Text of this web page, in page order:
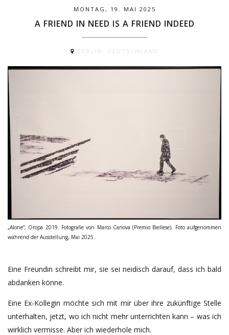
MONTAG, 19. MAI 2025
A FRIEND IN NEED IS A FRIEND INDEED
BERLIN, DEUTSCHLAND
„Alone“, Oropa 2019. Fotografie von Marco Canova (Premio Biellese). Foto aufgenommen
während der Ausstellung, Mai 2025.
Eine Freundin schreibt mir, sie sei neidisch darauf, dass ich bald
abdanken könne.
Eine Ex-Kollegin möchte sich mit mir über ihre zukünftige Stelle
unterhalten, jetzt, wo ich nicht mehr unterrichten kann – was ich
wirklich vermisse. Aber ich wiederhole mich.